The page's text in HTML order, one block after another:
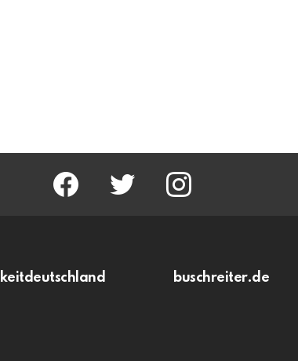
facebook twitter instagram
buschreiter.de